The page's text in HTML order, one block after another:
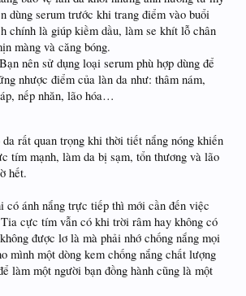
dùng serum trước khi trang điểm vào buổi
chính là giúp kiềm dầu, làm se khít lỗ chân
màng và căng bóng.
nên sử dụng loại serum phù hợp dùng để
nhược điểm của làn da như: thâm nám,
nếp nhăn, lão hóa…
rất quan trọng khi thời tiết nắng nóng khiến
tím mạnh, làm da bị sạm, tổn thương và lão
hết.
có ánh nắng trực tiếp thì mới cần đến việc
cực tím vẫn có khi trời râm hay không có
được lơ là mà phải nhớ chống nắng mọi
mình một dòng kem chống nắng chất lượng
làm một người bạn đồng hành cũng là một